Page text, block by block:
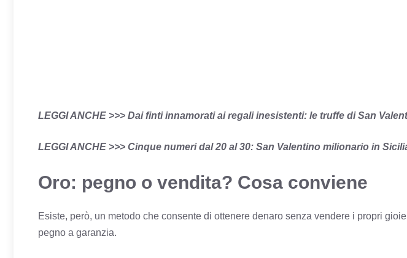
LEGGI ANCHE >>> Dai finti innamorati ai regali inesistenti: le truffe di San
LEGGI ANCHE >>> Cinque numeri dal 20 al 30: San Valentino milionario in
Oro: pegno o vendita? Cosa conviene
Esiste, però, un metodo che consente di ottenere denaro senza vendere i propri
pegno a garanzia.